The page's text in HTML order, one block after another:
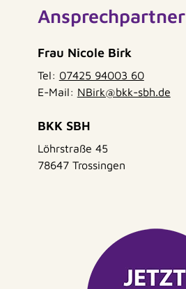
Ansprechpartner
Frau Nicole Birk
Tel: 07425 94003 60
E-Mail: NBirk@bkk-sbh.de
BKK SBH
Löhrstraße 45
78647 Trossingen